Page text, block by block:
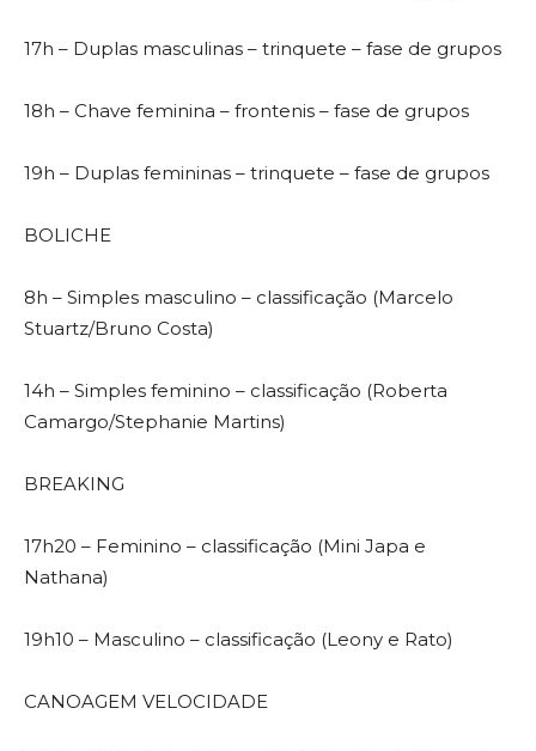
17h – Duplas masculinas – trinquete – fase de grupos
18h – Chave feminina – frontenis – fase de grupos
19h – Duplas femininas – trinquete – fase de grupos
BOLICHE
8h – Simples masculino – classificação (Marcelo
Stuartz/Bruno Costa)
14h – Simples feminino – classificação (Roberta
Camargo/Stephanie Martins)
BREAKING
17h20 – Feminino – classificação (Mini Japa e
Nathana)
19h10 – Masculino – classificação (Leony e Rato)
CANOAGEM VELOCIDADE